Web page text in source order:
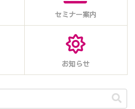
セミナー案内
お知らせ